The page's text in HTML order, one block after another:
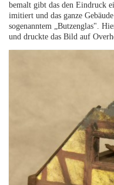
bemalt gibt das den Eindruck
imitiert und das ganze
sogenanntem „Butzenglas".
und druckte das Bild auf